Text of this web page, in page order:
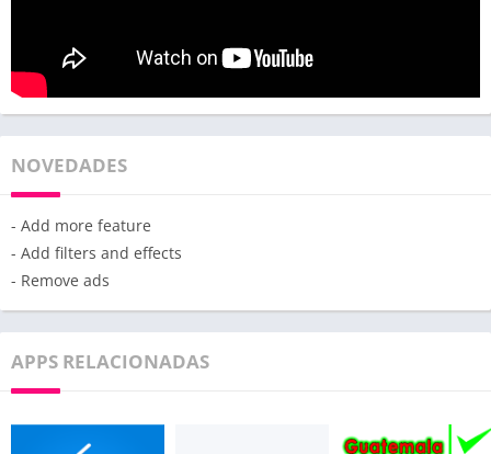
NOVEDADES
- Add more feature
- Add filters and effects
- Remove ads
APPS RELACIONADAS